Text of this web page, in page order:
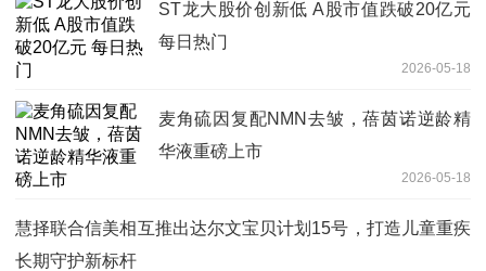
ST龙大股价创新低 A股市值跌破20亿元
每日热门
2026-05-18
麦角硫因复配NMN去皱，蓓茵诺逆龄精
华液重磅上市
2026-05-18
慧择联合信美相互推出达尔文宝贝计划15号，打造儿童重疾
长期守护新标杆